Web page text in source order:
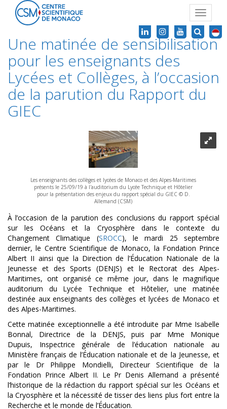
Toggle
Une matinée de sensibilisation
pour les enseignants des
Lycées et Collèges, à l’occasion
de la parution du Rapport du
GIEC
Les enseignants des collèges et lycées de Monaco et des Alpes-Maritimes
présents le 25/09/19 à l'auditorium du Lycée Technique et Hôtelier
pour la présentation des enjeux du rapport spécial du GIEC © D.
Allemand (CSM)
À l’occasion de la parution des conclusions du rapport spécial
sur les Océans et la Cryosphère dans le contexte du
Changement Climatique (SROCC), le mardi 25 septembre
dernier, le Centre Scientifique de Monaco, la Fondation Prince
Albert II ainsi que la Direction de l’Éducation Nationale de la
Jeunesse et des Sports (DENJS) et le Rectorat des Alpes-
Maritimes, ont organisé ce même jour, dans le magnifique
auditorium du Lycée Technique et Hôtelier, une matinée
destinée aux enseignants des collèges et lycées de Monaco et
des Alpes-Maritimes.
Cette matinée exceptionnelle a été introduite par Mme Isabelle
Bonnal, Directrice de la DENJS, puis par Mme Monique
Dupuis, Inspectrice générale de l’éducation nationale au
Ministère français de l’Éducation nationale et de la Jeunesse, et
par le Dr Philippe Mondielli, Directeur Scientifique de la
Fondation Prince Albert II. Le Pr Denis Allemand a présenté
l’historique de la rédaction du rapport spécialsur les Océans et
la Cryosphèreet la nécessité de tisser des liens plus fort entre la
Recherche et le monde de l’Éducation.